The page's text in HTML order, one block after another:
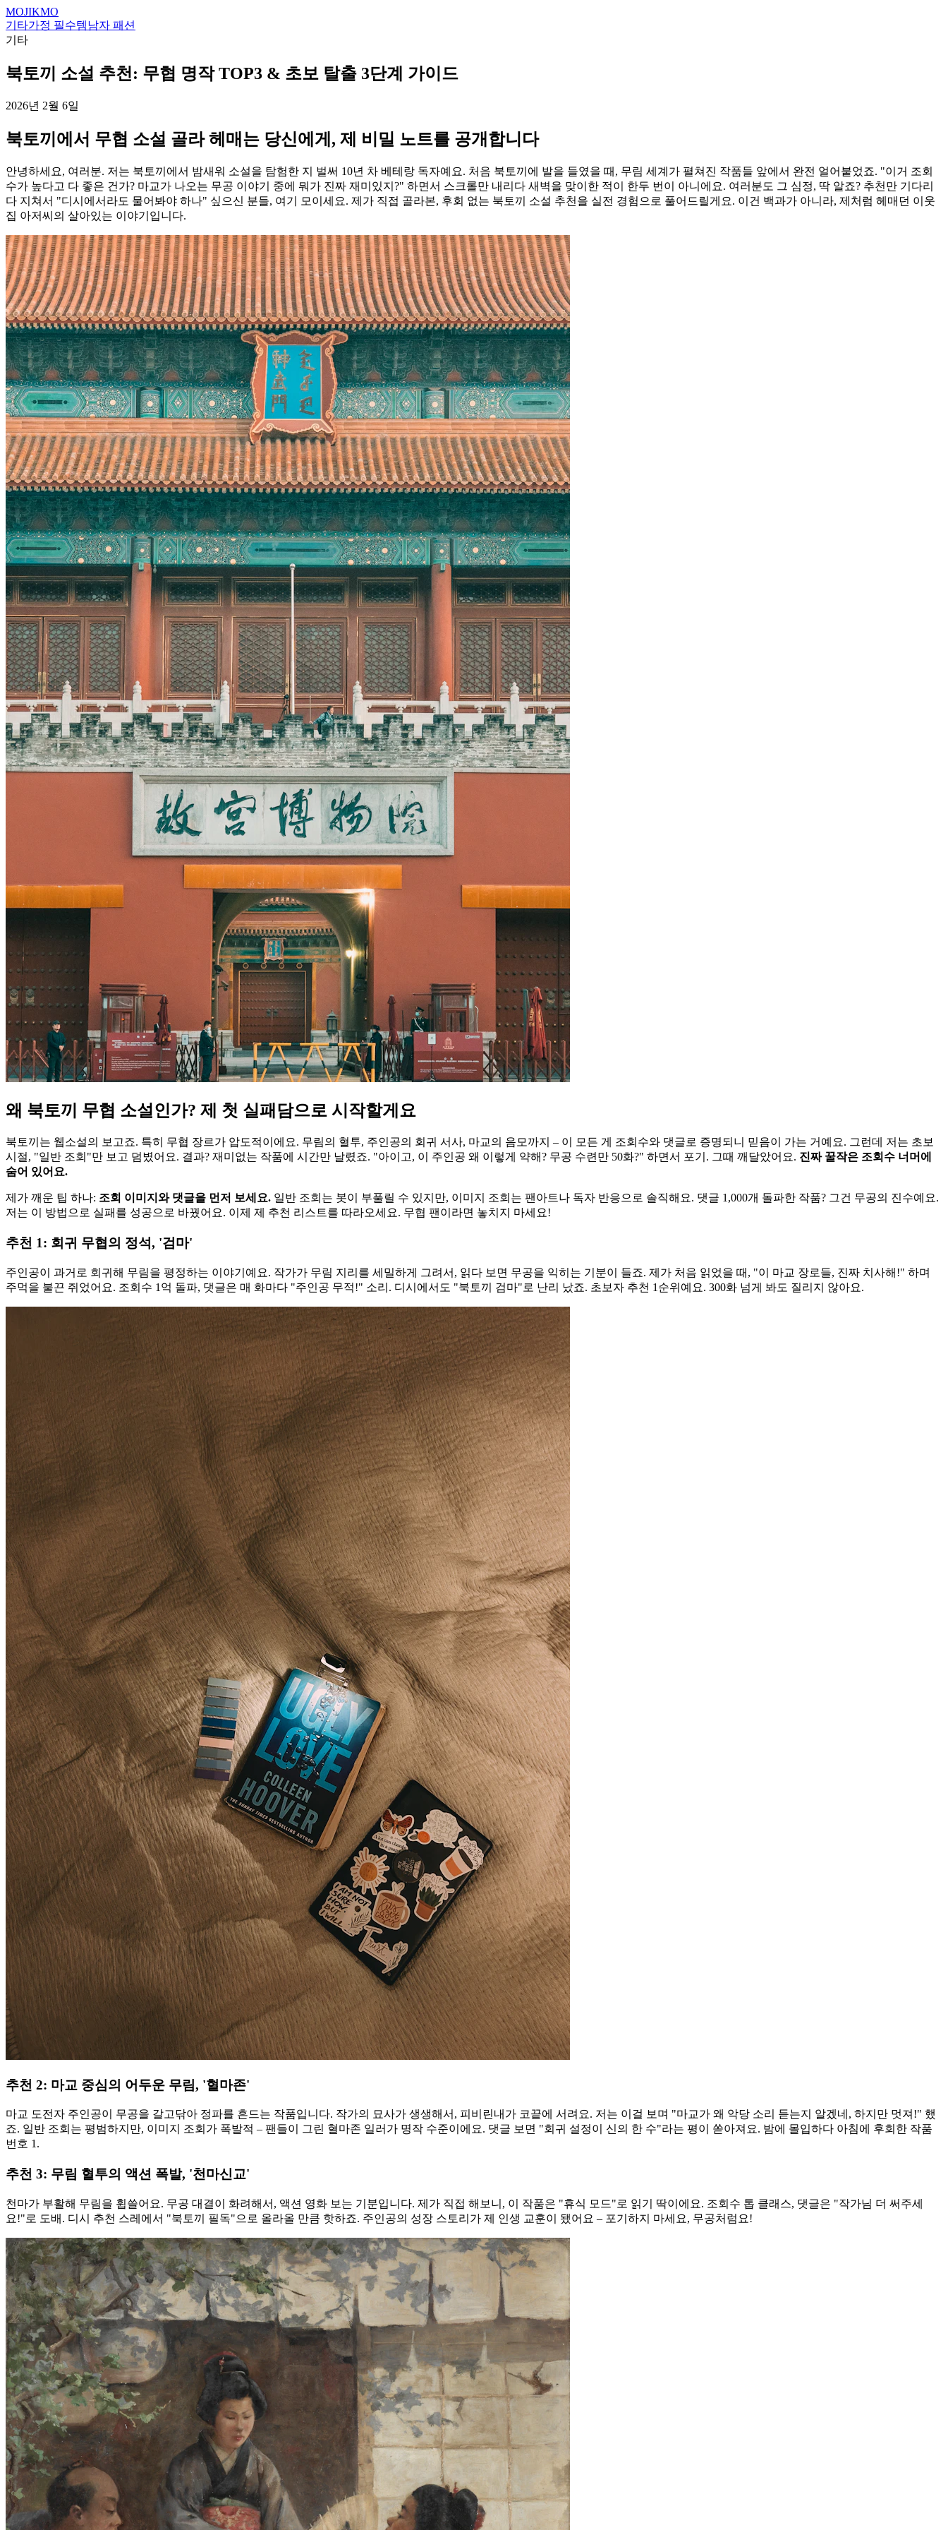
MOJIKMO
기타가정 필수템남자 패션
기타
북토끼 소설 추천: 무협 명작 TOP3 & 초보 탈출 3단계 가이드
2026년 2월 6일
북토끼에서 무협 소설 골라 헤매는 당신에게, 제 비밀 노트를 공개합니다
안녕하세요, 여러분. 저는 북토끼에서 밤새워 소설을 탐험한 지 벌써 10년 차 베테랑 독자예요. 처음 북토끼에 발을 들였을 때, 무림 세계가 펼쳐진 작품들 앞에서 완전 얼어붙었죠. "이거 조회
수가 높다고 다 좋은 건가? 마교가 나오는 무공 이야기 중에 뭐가 진짜 재미있지?" 하면서 스크롤만 내리다 새벽을 맞이한 적이 한두 번이 아니에요. 여러분도 그 심정, 딱 알죠? 추천만 기다리
다 지쳐서 "디시에서라도 물어봐야 하나" 싶으신 분들, 여기 모이세요. 제가 직접 골라본, 후회 없는 북토끼 소설 추천을 실전 경험으로 풀어드릴게요. 이건 백과가 아니라, 제처럼 헤매던 이웃
집 아저씨의 살아있는 이야기입니다.
왜 북토끼 무협 소설인가? 제 첫 실패담으로 시작할게요
북토끼는 웹소설의 보고죠. 특히 무협 장르가 압도적이에요. 무림의 혈투, 주인공의 회귀 서사, 마교의 음모까지 – 이 모든 게 조회수와 댓글로 증명되니 믿음이 가는 거예요. 그런데 저는 초보
시절, "일반 조회"만 보고 덤볐어요. 결과? 재미없는 작품에 시간만 날렸죠. "아이고, 이 주인공 왜 이렇게 약해? 무공 수련만 50화?" 하면서 포기. 그때 깨달았어요. 진짜 꿀작은 조회수 너머에
숨어 있어요.
제가 깨운 팁 하나: 조회 이미지와 댓글을 먼저 보세요. 일반 조회는 봇이 부풀릴 수 있지만, 이미지 조회는 팬아트나 독자 반응으로 솔직해요. 댓글 1,000개 돌파한 작품? 그건 무공의 진수예요.
저는 이 방법으로 실패를 성공으로 바꿨어요. 이제 제 추천 리스트를 따라오세요. 무협 팬이라면 놓치지 마세요!
추천 1: 회귀 무협의 정석, '검마'
주인공이 과거로 회귀해 무림을 평정하는 이야기예요. 작가가 무림 지리를 세밀하게 그려서, 읽다 보면 무공을 익히는 기분이 들죠. 제가 처음 읽었을 때, "이 마교 장로들, 진짜 치사해!" 하며
주먹을 불끈 쥐었어요. 조회수 1억 돌파, 댓글은 매 화마다 "주인공 무적!" 소리. 디시에서도 "북토끼 검마"로 난리 났죠. 초보자 추천 1순위예요. 300화 넘게 봐도 질리지 않아요.
추천 2: 마교 중심의 어두운 무림, '혈마존'
마교 도전자 주인공이 무공을 갈고닦아 정파를 흔드는 작품입니다. 작가의 묘사가 생생해서, 피비린내가 코끝에 서려요. 저는 이걸 보며 "마교가 왜 악당 소리 듣는지 알겠네, 하지만 멋져!" 했
죠. 일반 조회는 평범하지만, 이미지 조회가 폭발적 – 팬들이 그린 혈마존 일러가 명작 수준이에요. 댓글 보면 "회귀 설정이 신의 한 수"라는 평이 쏟아져요. 밤에 몰입하다 아침에 후회한 작품
번호 1.
추천 3: 무림 혈투의 액션 폭발, '천마신교'
천마가 부활해 무림을 휩쓸어요. 무공 대결이 화려해서, 액션 영화 보는 기분입니다. 제가 직접 해보니, 이 작품은 "휴식 모드"로 읽기 딱이에요. 조회수 톱 클래스, 댓글은 "작가님 더 써주세
요!"로 도배. 디시 추천 스레에서 "북토끼 필독"으로 올라올 만큼 핫하죠. 주인공의 성장 스토리가 제 인생 교훈이 됐어요 – 포기하지 마세요, 무공처럼요!